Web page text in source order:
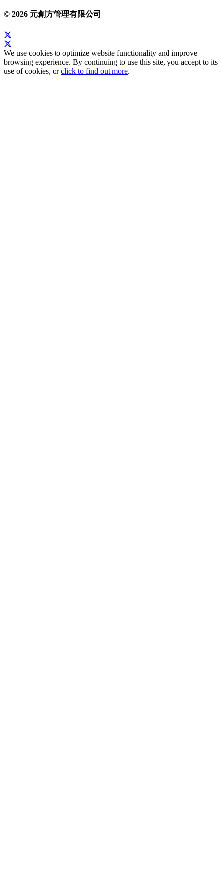
© 2026 元創方管理有限公司
We use cookies to optimize website functionality and improve
browsing experience. By continuing to use this site, you accept to its
use of cookies, orclick to find out more.